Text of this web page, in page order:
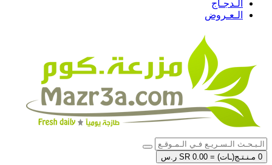
الـدجـاج
الـعـروض
0 مـنـتـج(ـات) = SR 0.00 ر.س